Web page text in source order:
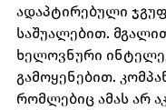
ადაპტირებული
საშუალებით.
ხელოვნური
გამოყენებით.
რომლებიც ამას არ